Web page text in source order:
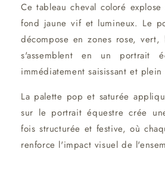
Ce tableau cheval coloré
fond jaune vif et lumineux. Le
décompose en zones rose,
s'assemblent en un portrait
immédiatement saisissant et
La palette pop et saturée
sur le portrait équestre crée
fois structurée et festive, où
renforce l'impact visuel de